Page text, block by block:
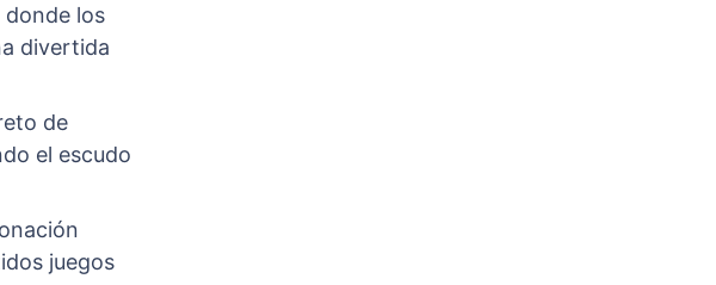
donde los
divertida
de
el escudo
juegos